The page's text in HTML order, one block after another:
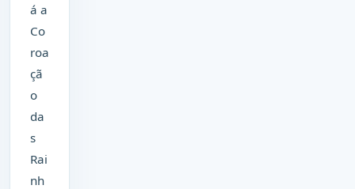
á a
Co
roa
çã
o
da
s
Rai
nh